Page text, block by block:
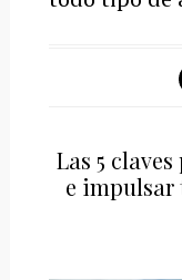
Las 5
e impulsar